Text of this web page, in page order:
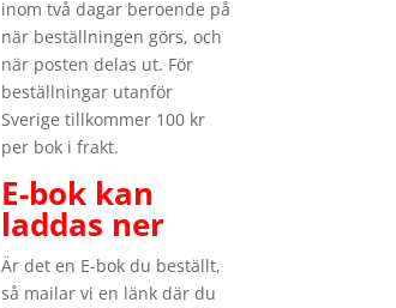
inom två dagar beroende på
när beställningen görs, och
när posten delas ut. För
beställningar utanför
Sverige tillkommer 100 kr
per bok i frakt.
E-bok kan
laddas ner
Är det en E-bok du beställt,
så mailar vi en länk där du